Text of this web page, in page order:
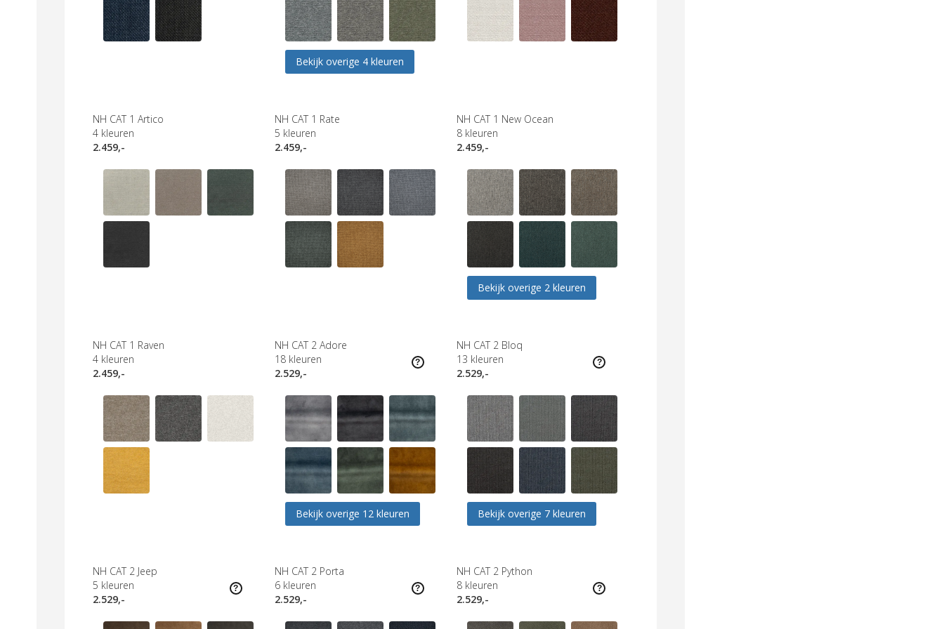
Bekijk overige 4 kleuren
NH CAT 1 Artico
4 kleuren
2.459,-
NH CAT 1 Rate
5 kleuren
2.459,-
NH CAT 1 New Ocean
8 kleuren
2.459,-
Bekijk overige 2 kleuren
NH CAT 1 Raven
4 kleuren
2.459,-
NH CAT 2 Adore
18 kleuren
2.529,-
Bekijk overige 12 kleuren
NH CAT 2 Bloq
13 kleuren
2.529,-
Bekijk overige 7 kleuren
NH CAT 2 Jeep
5 kleuren
2.529,-
NH CAT 2 Porta
6 kleuren
2.529,-
NH CAT 2 Python
8 kleuren
2.529,-